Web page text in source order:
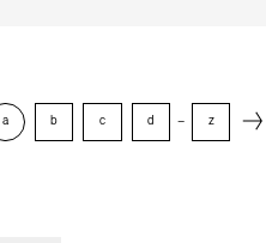
a b c d – z